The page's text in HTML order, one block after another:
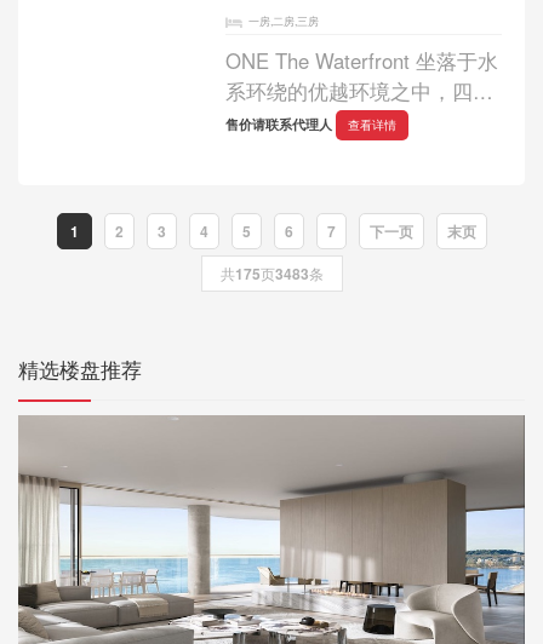
一房,二房,三房
ONE The Waterfront 坐落于水
系环绕的优越环境之中，四周
被清澈水道、郁郁葱葱的公园
与 Capri 两栋住宅，将自然之
美与现代生活方...
售价请联系代理人 查看详情
1 2 3 4 5 6 7 下一页 末页
共175页3483条
精选楼盘推荐